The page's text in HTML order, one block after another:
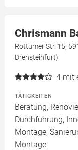
Chrismann
Rottumer Str. 15,
Drensteinfurt)
4 mit
TÄTIGKEITEN
Beratung,
Durchführung,
Montage,
Montage